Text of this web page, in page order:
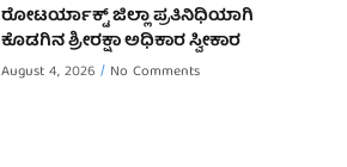
ರೋಟರ್ಯಾಕ್ಟ್ ಜಿಲ್ಲಾ ಪ್ರತಿನಿಧಿಯಾಗಿ
ಕೊಡಗಿನ ಶ್ರೀರಕ್ಷಾ ಅಧಿಕಾರ ಸ್ವೀಕಾರ
August 4, 2026 No Comments